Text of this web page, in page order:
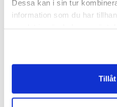
Dessa kan i sin tur
information som du har